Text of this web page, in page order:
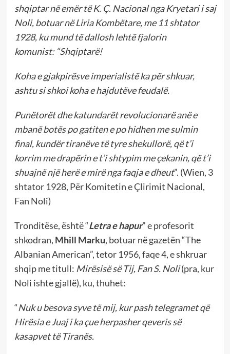
shqiptar në emër të K. Ç. Nacional nga Kryetari i saj
Noli, botuar në Liria Kombëtare, me 11 shtator
1928, ku mund të dallosh lehtë fjalorin
komunist:“Shqiptarë!
Koha e gjakpirësve imperialistë ka për shkuar,
ashtu si shkoi koha e hajdutëve feudalë.
Punëtorët dhe katundarët revolucionarë anë e
mbanë botës po gatiten e po hidhen me sulmin
final, kundër tiranëve të tyre shekullorë, që t’i
korrim me drapërin e t’i shtypim me çekanin, që t’i
shuajnë një herë e mirë nga faqja e dheut”. (Wien, 3
shtator 1928, Për Komitetin e Çlirimit Nacional,
Fan Noli)
Tronditëse, është “Letra e hapur” e profesorit
shkodran, Mhill Marku, botuar në gazetën “The
Albanian American”, tetor 1956, faqe 4, e shkruar
shqip me titull: Mirësisë së Tij, Fan S. Noli(pra, kur
Noli ishte gjallë), ku, thuhet:
“Nuk u besova syve të mij, kur pash telegramet që
Hirësia e Juaj i ka çue herpasher qeveris së
kasapvet të Tiranës.